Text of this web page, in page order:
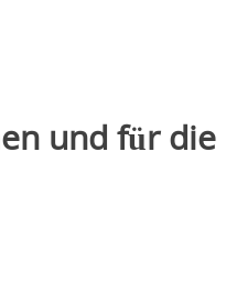
und für die